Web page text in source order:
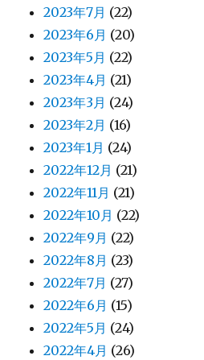
2023年7月 (22)
2023年6月 (20)
2023年5月 (22)
2023年4月 (21)
2023年3月 (24)
2023年2月 (16)
2023年1月 (24)
2022年12月 (21)
2022年11月 (21)
2022年10月 (22)
2022年9月 (22)
2022年8月 (23)
2022年7月 (27)
2022年6月 (15)
2022年5月 (24)
2022年4月 (26)